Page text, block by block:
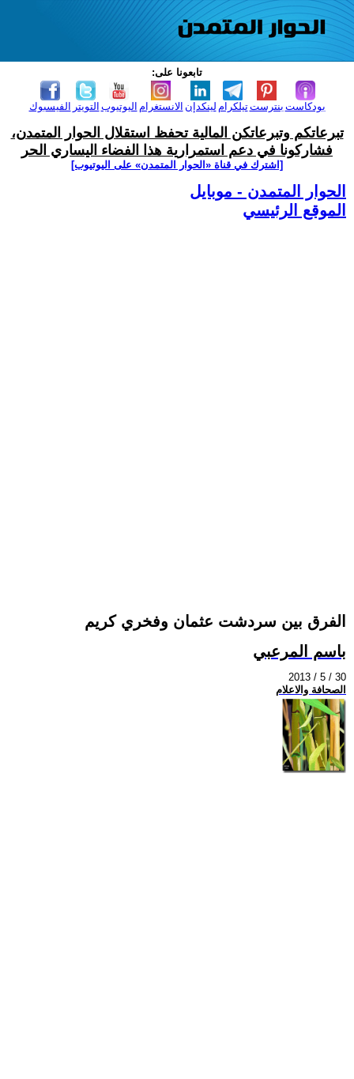
تابعونا على:
الفيسبوك التويتر اليوتيوب الانستغرام لينكدإن تيلكرامبنترست بودكاست
تبرعاتكم وتبرعاتكن المالية تحفظ استقلال الحوار المتمدن،
فشاركونا في دعم استمرارية هذا الفضاء اليساري الحر
[اشترك في قناة ‫«الحوار المتمدن» على اليوتيوب]
الحوار المتمدن - موبايل
الموقع الرئيسي
الفرق بين سردشت عثمان وفخري كريم
باسم المرعبي
2013 / 5 / 30
الصحافة والاعلام